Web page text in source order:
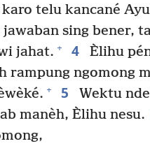
telu kancané
sing bener,
jahat. + 4
Èlihu
rampung ngomong
+ 5
Wektu
manèh, Èlihu nesu.